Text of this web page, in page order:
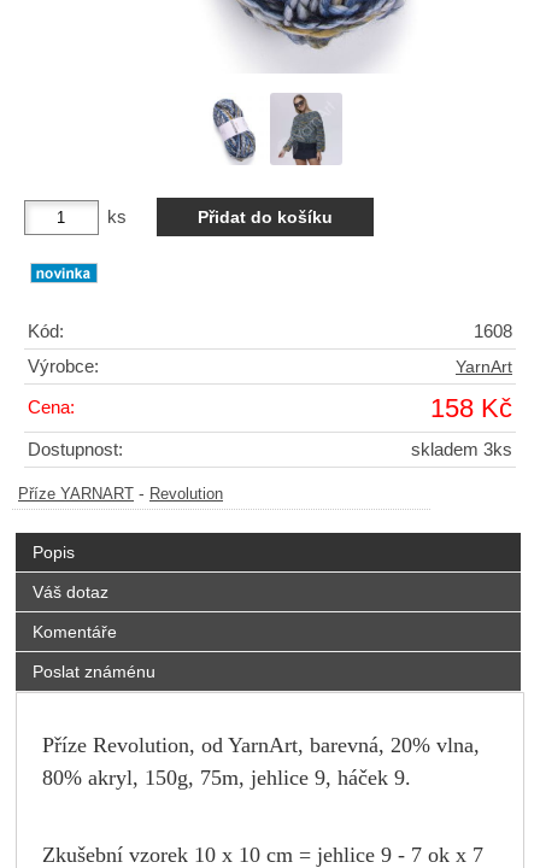
ks
Kód:
1608
Výrobce:
YarnArt
Cena: 158 Kč
Dostupnost: skladem 3ks
Příze YARNART - Revolution
Popis
Váš dotaz
Komentáře
Poslat známénu
Příze Revolution, od YarnArt, barevná, 20% vlna,
80% akryl, 150g, 75m, jehlice 9, háček 9.
Zkušební vzorek 10 x 10 cm = jehlice 9 - 7 ok x 7